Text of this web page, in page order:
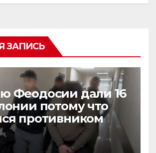
ЗАПИСЬ
Феодосии дали 16
потому что
противником